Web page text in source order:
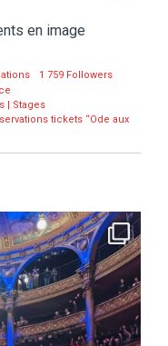
en image
1 759 Followers
| Stages
tickets “Ode aux